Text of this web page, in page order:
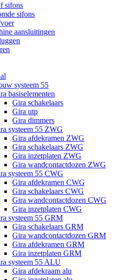
sifons
sifons
aansluitingen
systeem 55
basiselementen
Gira schakelaars
Gira utp
Gira dimmers
systeem 55 ZWG
Gira afdekramen ZWG
Gira schakelaars ZWG
Gira inzetplaten ZWG
Gira wandcontactdozen ZWG
systeem 55 CWG
Gira afdekramen CWG
Gira schakelaars CWG
Gira wandcontactdozen CWG
Gira inzetplaten CWG
systeem 55 GRM
Gira schakelaars GRM
Gira wandcontactdozen GRM
Gira afdekramen GRM
Gira inzetplaten GRM
systeem 55 ALU
Gira afdekraam alu